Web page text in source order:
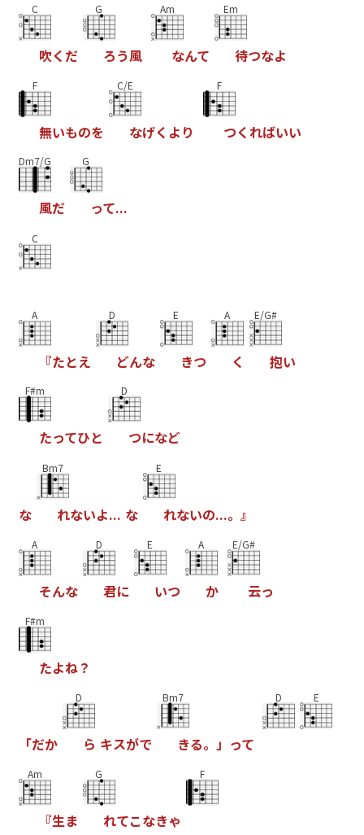
C
吹く だ
G
ろう風
Am
なんて
Em
待つなよ
F
無いものを
C/E
なげく よ り
F
つく ればいい
Dm7/G
風だ
G
って...
C
A
『たとえ
D
どんな
E
きつ
A
く
E/G#
抱い
F#m
たってひと
D
つになど
な
Bm7
れないよ... な
E
れないの...。 』
A
そんな
D
君に
E
いつ
A
か
E/G#
云っ
F#m
たよね？
「だか
D
ら キスがで
Bm7
きる。 」 って
D E
Am
『生ま
G
れてこなきゃ
F